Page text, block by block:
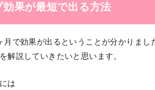
効果が最短で出る方法
月で効果が出るということが分かりま
解説していきたいと思います。
は